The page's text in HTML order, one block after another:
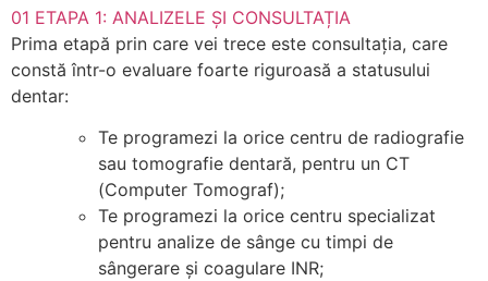
01 ETAPA 1: ANALIZELE ȘI CONSULTAȚIA
Prima etapă prin care vei trece este consultația, care
constă într-o evaluare foarte riguroasă a statusului
dentar:
Te programezi la orice centru de radiografie
sau tomografie dentară, pentru un CT
(Computer Tomograf);
Te programezi la orice centru specializat
pentru analize de sânge cu timpi de
sângerare și coagulare INR;